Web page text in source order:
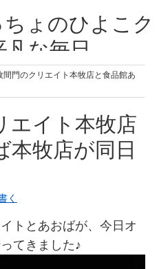
ょのひよこク
凡な毎日
何十年後かに、大きくなったひよ
夢見て。& 3児ママの平凡日記 日々
利グッズの紹介
間門のクリエイト本牧店と食品館あ
エイト本牧店
本牧店が同日
く
トとあおばが、今日オ
てきました♪